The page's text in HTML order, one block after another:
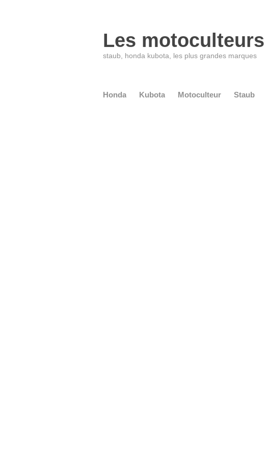
Les motoculteurs
staub, honda kubota, les plus grandes marques
Honda Kubota Motoculteur Staub